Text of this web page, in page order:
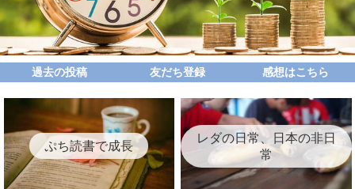
過去の投稿 友だち登録 感想はこちら
ぷち読書で成長
レダの日常、日本の非日
常